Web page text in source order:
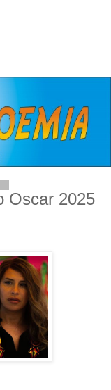
Oscar 2025